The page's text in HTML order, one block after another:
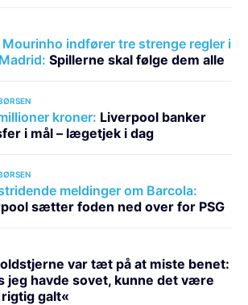
indfører tre strenge regler i
Spillerne skal følge dem alle
kroner: Liverpool banker
i mål – lægetjek i dag
meldinger om Barcola:
sætter foden ned over for PSG
var tæt på at miste benet:
jeg havde sovet, kunne det være
galt«